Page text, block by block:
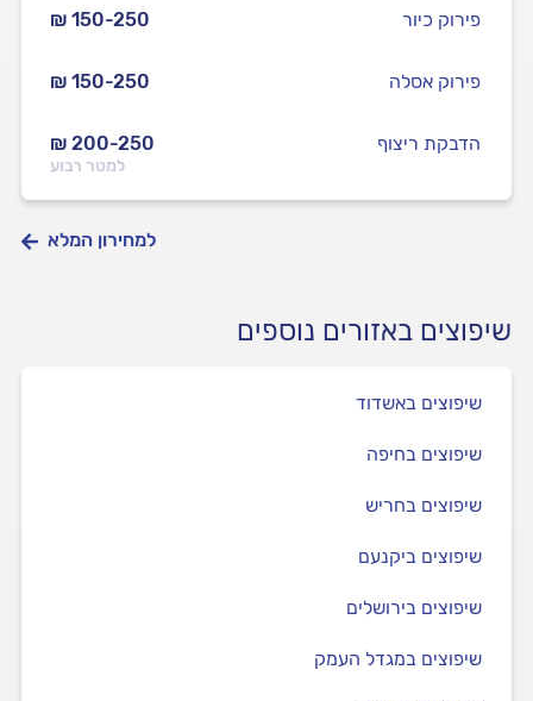
₪ 150-250 פירוק כיור
₪ 150-250 פירוק אסלה
₪ 200-250
למטר רבוע
הדבקת ריצוף
למחירון המלא
שיפוצים באזורים נוספים
שיפוצים באשדוד
שיפוצים בחיפה
שיפוצים בחריש
שיפוצים ביקנעם
שיפוצים בירושלים
שיפוצים במגדל העמק